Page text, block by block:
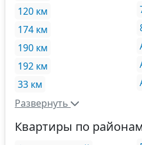
120 км
174 км
190 км
192 км
33 км
Развернуть
Квартиры по